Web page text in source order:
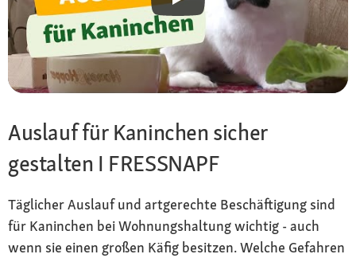
Auslauf für Kaninchen sicher
gestalten I FRESSNAPF
Täglicher Auslauf und artgerechte Beschäftigung sind
für Kaninchen bei Wohnungshaltung wichtig - auch
wenn sie einen großen Käfig besitzen. Welche Gefahren